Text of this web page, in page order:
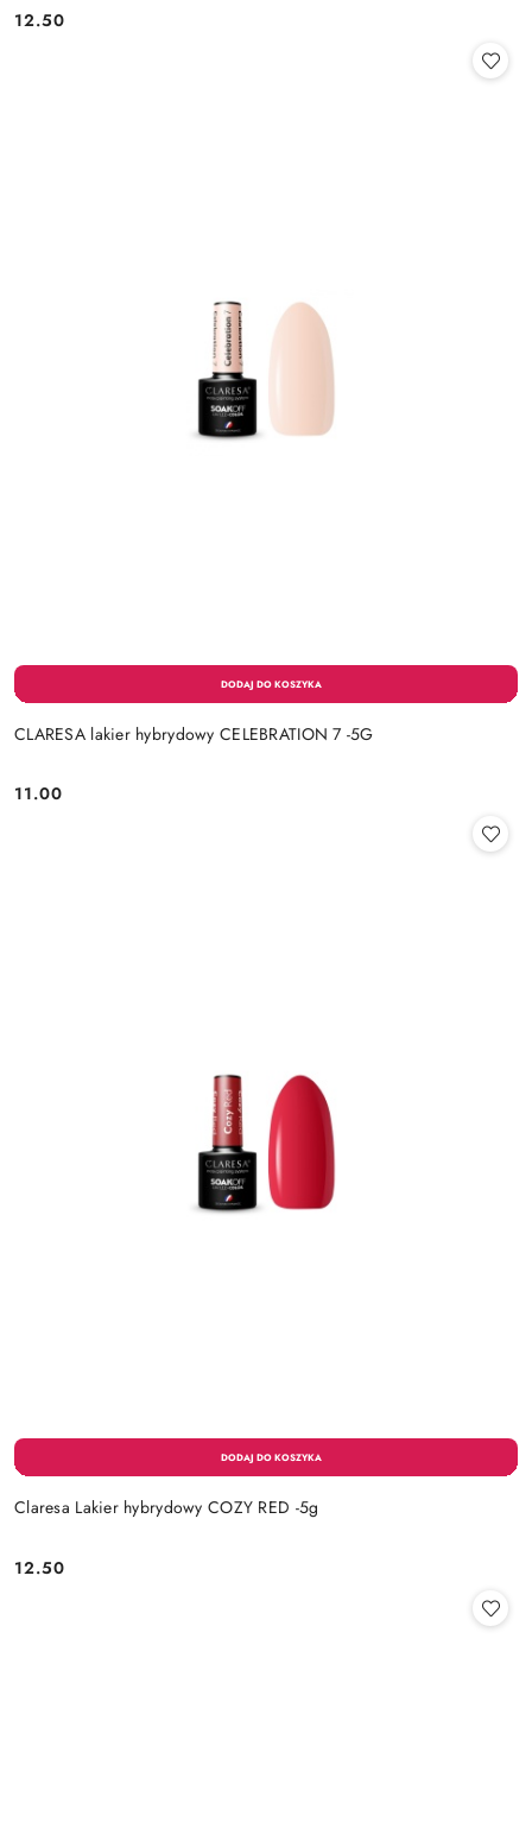
Cena:
12.50
CLARESA lakier hybrydowy CELEBRATION 7 -5G
Cena:
11.00
Claresa Lakier hybrydowy COZY RED -5g
Cena:
12.50